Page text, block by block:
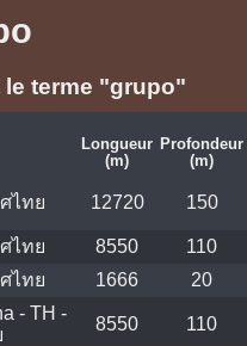
terme "grupo"
Longueur
(m)
Profondeur
(m)
ไทย 12720 150
ไทย 8550
110
ไทย 1666 20
- TH -
8550 110